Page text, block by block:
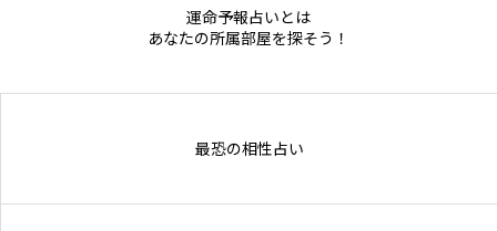
運命予報占いとは
あなたの所属部屋を探そう！
最恐の相性占い